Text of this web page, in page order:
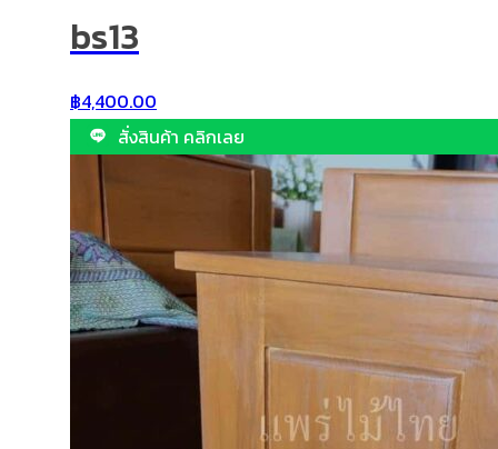
bs13
฿4,400.00
สั่งสินค้า คลิกเลย